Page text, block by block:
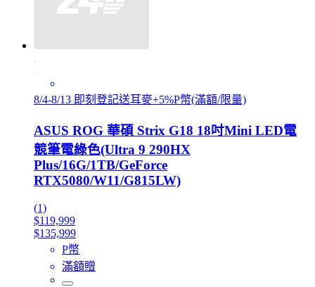
8/4-8/13 即刻登記送耳麥+5%P幣(滿額/限量)
ASUS ROG 華碩 Strix G18 18吋Mini LED電
競筆電綠色(Ultra 9 290HX
Plus/16G/1TB/GeForce
RTX5080/W11/G815LW)
(1)
$119,999
$135,999
P幣
滿額贈